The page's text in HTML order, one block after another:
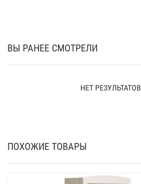
ВЫ РАНЕЕ СМОТРЕЛИ
НЕТ РЕЗУЛЬТАТОВ
ПОХОЖИЕ ТОВАРЫ